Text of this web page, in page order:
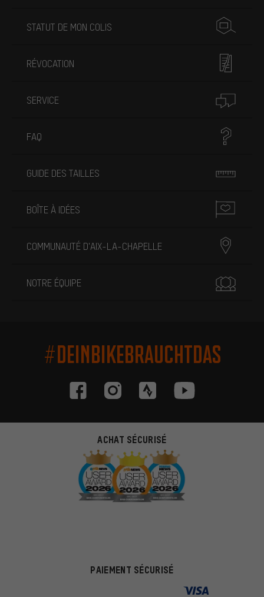
STATUT DE MON COLIS
RÉVOCATION
SERVICE
FAQ
GUIDE DES TAILLES
BOÎTE À IDÉES
COMMUNAUTÉ D'AIX-LA-CHAPELLE
NOTRE ÉQUIPE
#DEINBIKEBRAUCHTDAS
ACHAT SÉCURISÉ
PAIEMENT SÉCURISÉ